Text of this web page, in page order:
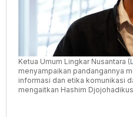
Ketua Umum Lingkar Nusantara
menyampaikan pandangannya
informasi dan etika komunikasi
mengaitkan Hashim